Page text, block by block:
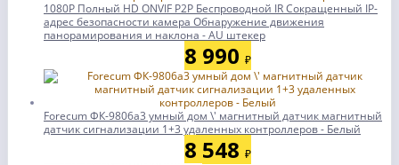
1080P Полный HD ONVIF P2P Беспроводной IR Сокращенный IP-
адрес безопасности камера Обнаружение движения
панорамирования и наклона - AU штекер
8 990 ₽
Forecum ФК-9806a3 умный дом \' магнитный датчик магнитный
датчик сигнализации 1+3 удаленных контроллеров - Белый
8 548 ₽